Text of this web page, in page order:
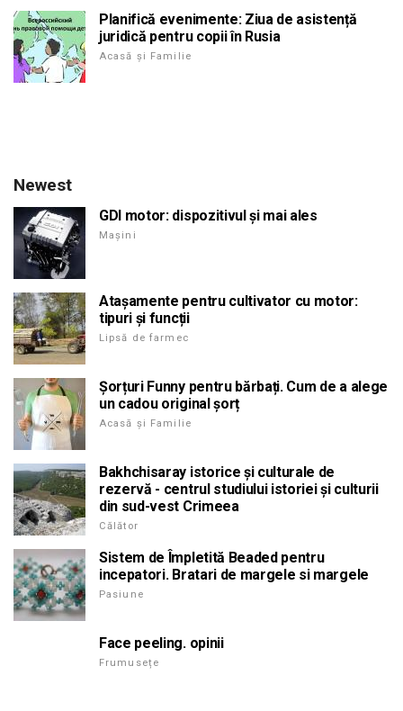
Planifică evenimente: Ziua de asistență
juridică pentru copii în Rusia
Acasă și Familie
Newest
GDI motor: dispozitivul și mai ales
Mașini
Atașamente pentru cultivator cu motor:
tipuri și funcții
Lipsă de farmec
Șorțuri Funny pentru bărbați. Cum de a alege
un cadou original șorț
Acasă și Familie
Bakhchisaray istorice și culturale de
rezervă - centrul studiului istoriei și culturii
din sud-vest Crimeea
Călător
Sistem de Împletită Beaded pentru
incepatori. Bratari de margele si margele
Pasiune
Face peeling. opinii
Frumusețe